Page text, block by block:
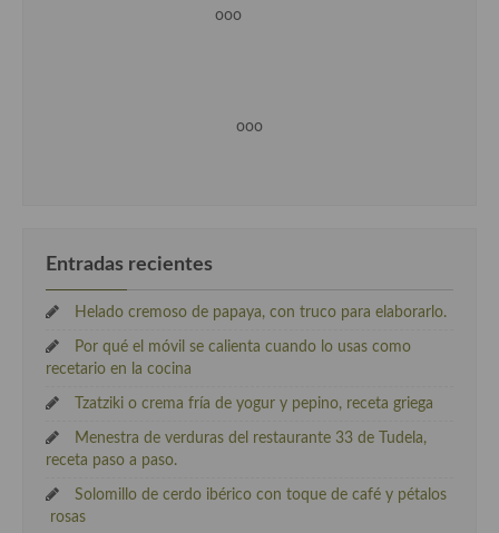
ooo
ooo
Entradas recientes
Helado cremoso de papaya, con truco para elaborarlo.
Por qué el móvil se calienta cuando lo usas como
recetario en la cocina
Tzatziki o crema fría de yogur y pepino, receta griega
Menestra de verduras del restaurante 33 de Tudela,
receta paso a paso.
Solomillo de cerdo ibérico con toque de café y pétalos
rosas